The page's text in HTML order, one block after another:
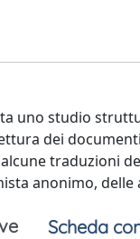
uno studio
dei
traduzioni
anonimo,
Scheda